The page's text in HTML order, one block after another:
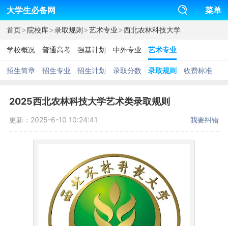
大学生必备网 菜单
首页>院校库>录取规则>艺术专业>西北农林科技大学
学校概况 普通高考 强基计划 中外专业 艺术专业
招生简章 招生专业 招生计划 录取分数 录取规则 收费标准
2025西北农林科技大学艺术类录取规则
更新：2025-6-10 10:24:41 我要纠错